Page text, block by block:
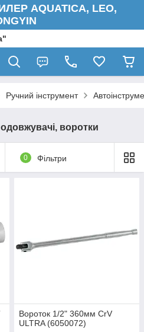
AQUATICA, LEO,
Ручний інструмент
воротки
0 Фільтри
Вороток 1/2" 360мм CrV
ULTRA (6050072)